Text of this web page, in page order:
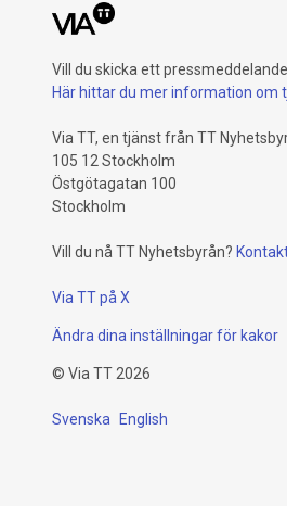
Vill du skicka ett
Här hittar du mer information om
Via TT, en tjänst från TT
105 12 Stockholm
Östgötagatan 100
Stockholm
Vill du nå TT Nyhetsbyrån?
Via TT på X
Ändra dina inställningar för kakor
© Via TT 2026
Svenska English